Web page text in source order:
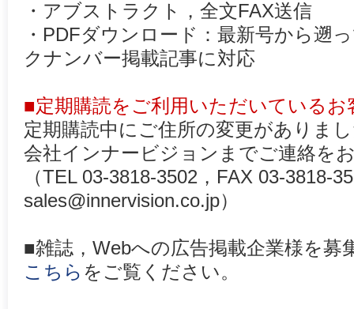
・アブストラクト，全文FAX送信
・PDFダウンロード：最新号から遡
クナンバー掲載記事に対応
■定期購読をご利用いただいているお
定期購読中にご住所の変更がありま
会社インナービジョンまでご連絡を
（TEL 03-3818-3502，FAX 03-3818-
sales@innervision.co.jp）
■雑誌，Webへの広告掲載企業様を募
こちら をご覧ください。